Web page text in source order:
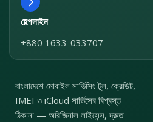
হেল্পলাইন
+880 1633-033707
বাংলাদেশে মোবাইল সার্ভিসিং টুল, ক্রেডিট,
IMEI ও iCloud সার্ভিসের বিশ্বস্ত
ঠিকানা — অরিজিনাল লাইসেন্স, দ্রুত